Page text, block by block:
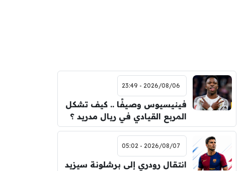
2026/08/06 - 23:49
فينيسيوس وصيفًا .. كيف تشكل
المربع القيادي في ريال مدريد ؟
2026/08/07 - 05:02
انتقال رودري إلى برشلونة سيزيد